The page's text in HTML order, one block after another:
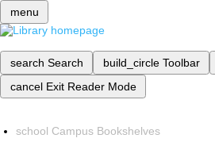
menu
search Search build_circle Toolbar
cancel Exit Reader Mode
school Campus Bookshelves